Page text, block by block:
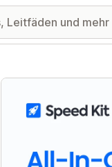
Vorgestellte